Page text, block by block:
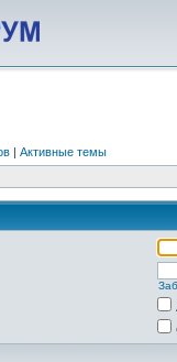
| Активные темы